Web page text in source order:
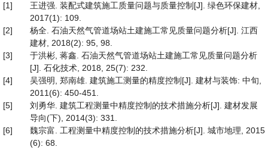
[1]
王进强. 装配式建筑施工质量问题与质量控制[J]. 绿色环保建材,
2017(1): 109.
[2]
杨全. 石油天然气管道场站土建施工常见质量问题分析[J]. 江西
建材, 2018(2): 95, 98.
[3]
于洪彬, 蒋鑫. 石油天然气管道场站土建施工常见质量问题分析
[J]. 石化技术, 2018, 25(7): 232.
[4]
吴强明, 郑南雄. 建筑施工测量的精度控制[J]. 建材与装饰: 中旬,
2011(6): 450-451.
[5]
刘勇华. 建筑工程测量中精度控制的技术措施分析[J]. 建材发展
导向(下), 2014(3): 331.
[6]
魏宗富. 工程测量中精度控制的技术措施分析[J]. 城市地理, 2015
(6): 68.